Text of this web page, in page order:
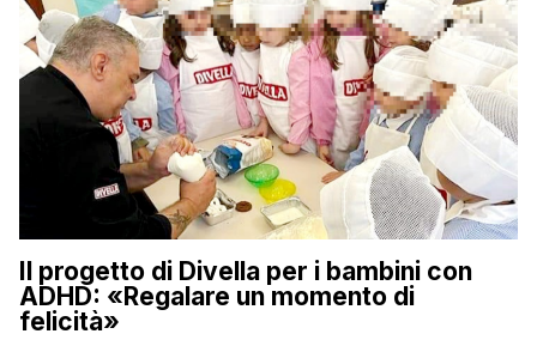
Il progetto di Divella per i bambini con
ADHD: «Regalare un momento di
felicità»